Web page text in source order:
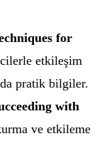
for
etkileşim
pratik bilgiler.
with
ve etkileme